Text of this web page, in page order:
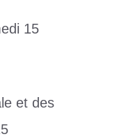
15
et des